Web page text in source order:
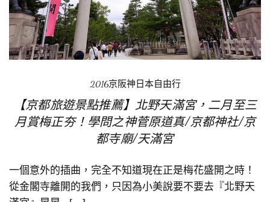
2016京阪神日本自由行
【京都旅遊景點推薦】北野天滿宮，二月至三
月賞梅正夯！學問之神菅原道真/京都神社/京
都寺廟/天滿宮
一個意外的插曲，完全不知道現在正是梅花盛開之時！
從金閣寺離開的我們，只因為小美說要不要去『北野天